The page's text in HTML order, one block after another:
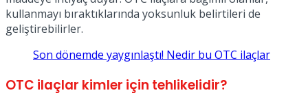
kullanmayı bıraktıklarında yoksunluk belirtileri de
geliştirebilirler.
Son dönemde yaygınlaştı! Nedir bu OTC ilaçlar
OTC ilaçlar kimler için tehlikelidir?